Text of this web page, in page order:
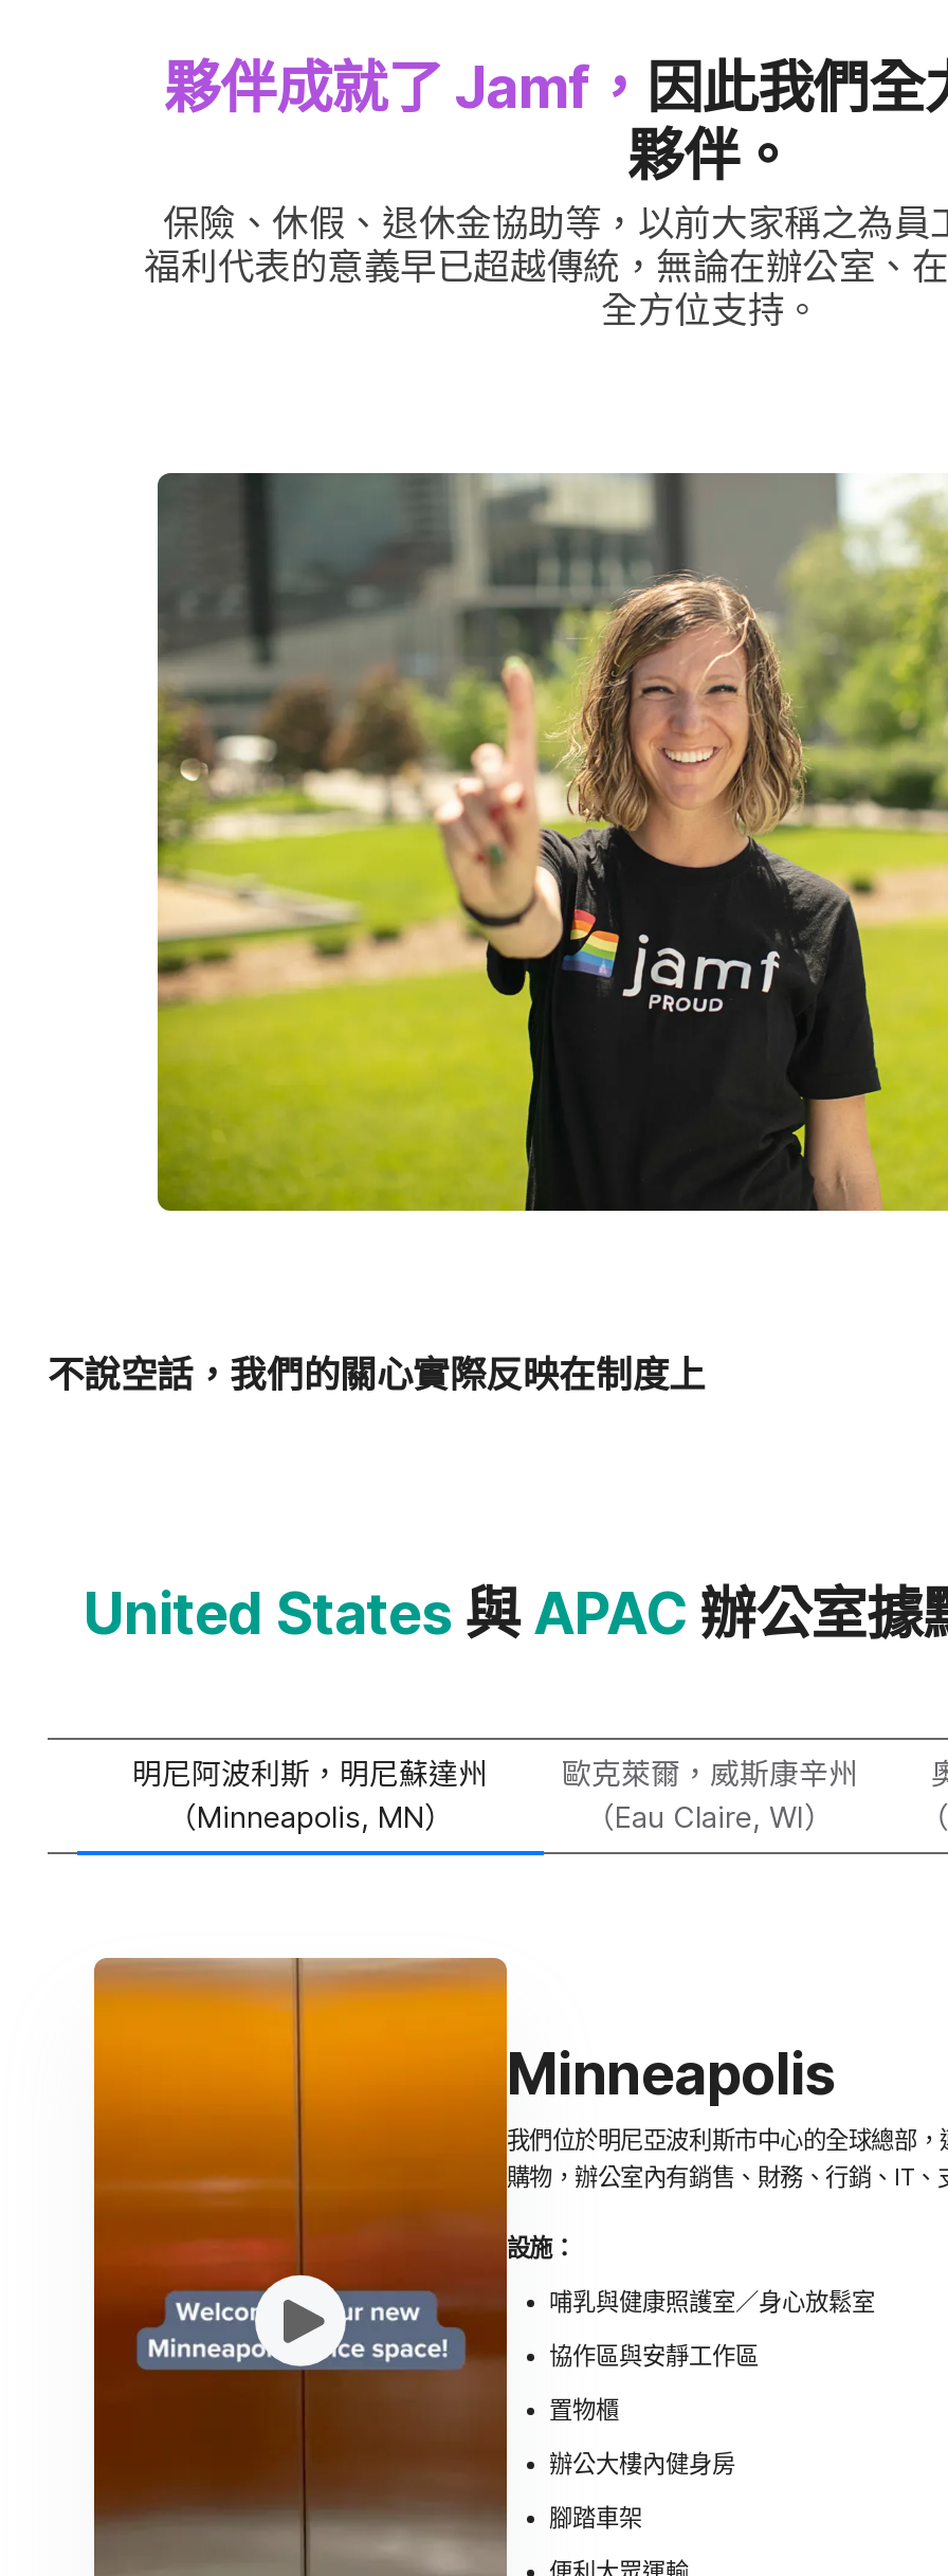
夥​伴成​就​了 Jamf， 因此​我們​
夥伴。
保險、​休假、​退休金​協助​等，​以​前​大​家​稱之​為​員
福利​代表​的​意義早​已​超越​傳統，​無論​在​辦公室、​
全​方​位​支持。
不​說​空話，​我們​的​關心​實際​反映​在​制度​上
United States 與APAC 辦公室​據​
明尼​阿波利斯，​明尼​蘇達​州​
（Minneapolis, MN）
歐克​萊爾，​威斯康辛州​
（Eau Claire, WI）
Minneapolis
我們​位於​明尼亞波利斯市​中心​的​全球​總部
購物，​辦公室​內​有​銷售、​財務、​行銷、 IT
設施：
哺乳​與​健康​照護室​／​身心​放鬆室
協作區​與​安靜​工作區
置物櫃
辦​公大​樓​內​健身​房
腳踏車​架